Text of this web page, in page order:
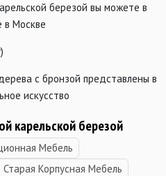
березой вы можете в
в Москве
с бронзой представлены в
искусство
карельской березой
Мебель
Старая Корпусная Мебель